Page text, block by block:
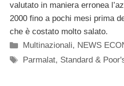
valutato in maniera erronea
2000 fino a pochi mesi prima
che è costato molto salato.
Categorie
Multinazionali, NEWS
Tag
Parmalat, Standard &